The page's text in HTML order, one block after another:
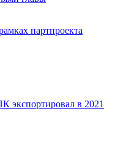
партпроекта
экспортировал в 2021